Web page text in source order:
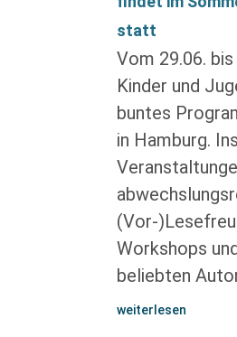
statt
Vom 29.06.
Kinder und
buntes
in Hamburg.
(Vor-
Workshops
beliebten
weiterlesen